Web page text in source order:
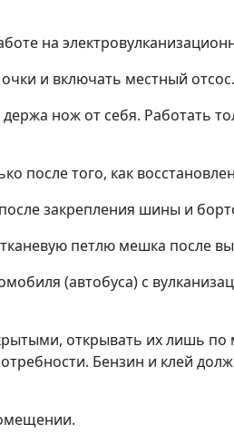
на
и включать местный отсос.
нож от себя. Работать
после того, как
закрепления шины и
петлю мешка после
(автобуса) с
открывать их лишь
Бензин и клей